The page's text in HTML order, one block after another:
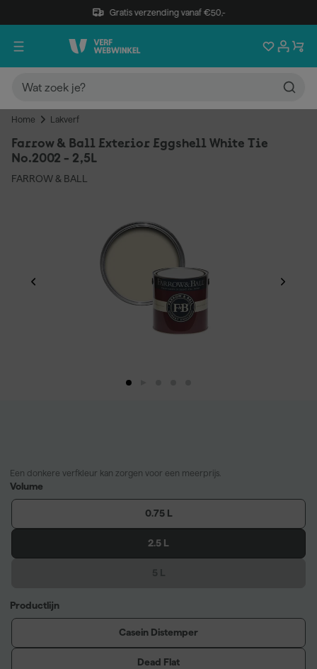
Gratis verzending vanaf €50,-
Home Lakverf
Farrow & Ball Exterior Eggshell White Tie
No.2002 - 2,5L
FARROW & BALL
Een donkere verfkleur kan zorgen voor een meerprijs.
Volume
0.75 L
2.5 L
Productlijn
Casein Distemper
Dead Flat